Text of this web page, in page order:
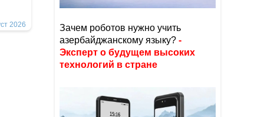
2026
Зачем роботов нужно учить
азербайджанскому языку? -
Эксперт о будущем высоких
технологий в стране